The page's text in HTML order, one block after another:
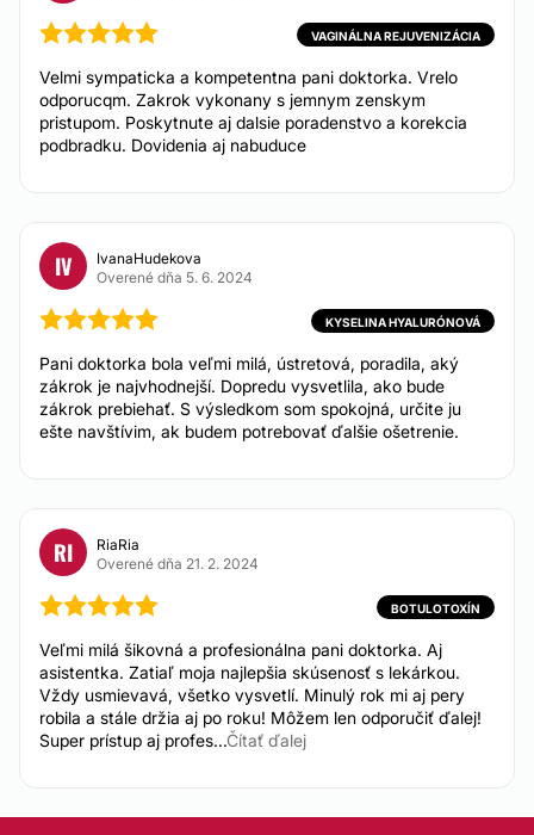
Labioplastika
Vaginálna rejuvenizácia
KOZMETICKÉ OŠETRENIA
Mezoterapia
Chemický peeling
Mikropigmentácia
Odstránenie strií
Laserové odstránenie rozšírených žiliek
Liečba kŕčových žíl varixov
VAGINÁLNA REJUVENIZÁCIA
Velmi sympaticka a kompetentna pani doktorka. Vrelo
odporucqm. Zakrok vykonany s jemnym zenskym
pristupom. Poskytnute aj dalsie poradenstvo a korekcia
podbradku. Dovidenia aj nabuduce
IV
IvanaHudekova
Overené dňa 5. 6. 2024
KYSELINA HYALURÓNOVÁ
Pani doktorka bola veľmi milá, ústretová, poradila, aký
zákrok je najvhodnejší. Dopredu vysvetlila, ako bude
zákrok prebiehať. S výsledkom som spokojná, určite ju
ešte navštívim, ak budem potrebovať ďalšie ošetrenie.
RI
RiaRia
Overené dňa 21. 2. 2024
BOTULOTOXÍN
Veľmi milá šikovná a profesionálna pani doktorka. Aj
asistentka. Zatiaľ moja najlepšia skúsenosť s lekárkou.
Vždy usmievavá, všetko vysvetlí. Minulý rok mi aj pery
robila a stále držia aj po roku! Môžem len odporučiť ďalej!
Super prístup aj profes...Čítať ďalej